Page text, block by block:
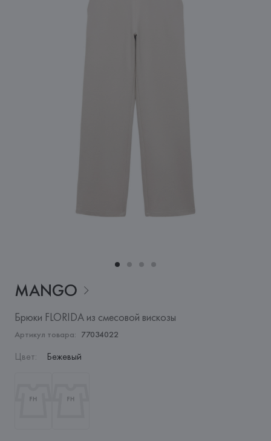
MANGO
Брюки FLORIDA из смесовой вискозы
Артикул товара: 77034022
Цвет: Бежевый